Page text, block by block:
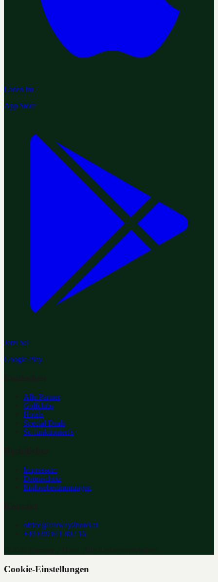
Laden im
App Store
Jetzt bei
Google Play
Alle Partner
Golfclubs
Hotels
Special Deals
So funktioniert's
Impressum
Datenschutz
Einlösebestimmungen
office@fairway2hotel.at
+43 699 811 802 16
Cookie-Einstellungen